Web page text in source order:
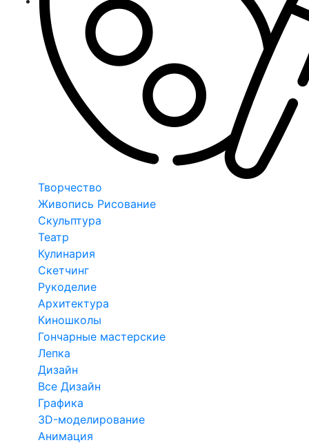
Творчество
Живопись Рисование
Скульптура
Театр
Кулинария
Скетчинг
Рукоделие
Архитектура
Киношколы
Гончарные мастерские
Лепка
Дизайн
Все Дизайн
Графика
3D-моделирование
Анимация